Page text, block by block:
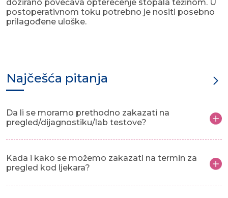
dozirano povećava opterećenje stopala težinom. U
postoperativnom toku potrebno je nositi posebno
prilagođene uloške.
Najčešća pitanja
Da li se moramo prethodno zakazati na
pregled/dijagnostiku/lab testove?
Kada i kako se možemo zakazati na termin za
pregled kod ljekara?